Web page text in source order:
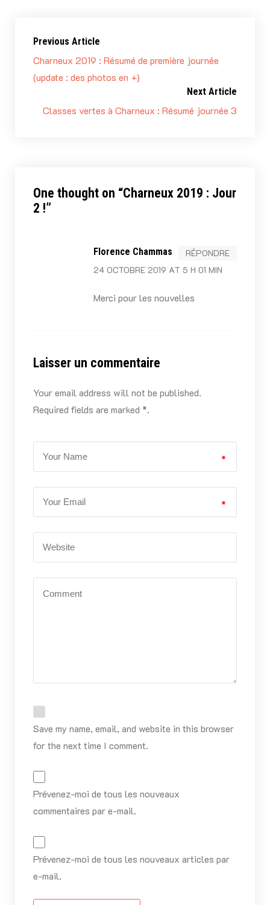
Previous Article
Charneux 2019 : Résumé de première journée
(update : des photos en +)
Next Article
Classes vertes à Charneux : Résumé journée 3
One thought on “Charneux 2019 : Jour
2 !”
Florence Chammas
24 OCTOBRE 2019 AT 5 H 01 MIN
RÉPONDRE
Merci pour les nouvelles
Laisser un commentaire
Your email address will not be published.
Required fields are marked *.
*
*
Save my name, email, and website in this browser
for the next time I comment.
Prévenez-moi de tous les nouveaux
commentaires par e-mail.
Prévenez-moi de tous les nouveaux articles par
e-mail.